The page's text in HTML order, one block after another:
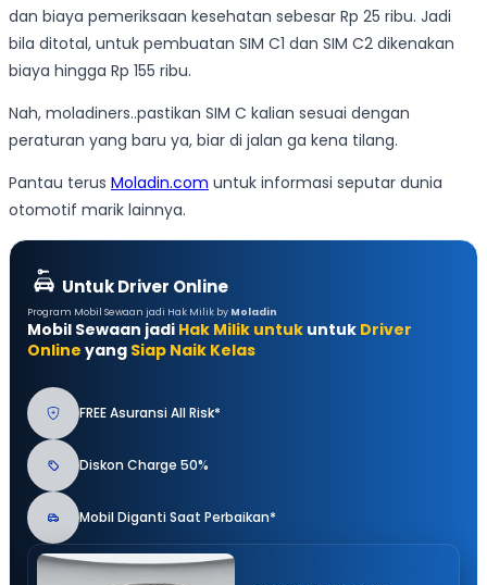
dan biaya pemeriksaan kesehatan sebesar Rp 25 ribu. Jadi
bila ditotal, untuk pembuatan SIM C1 dan SIM C2 dikenakan
biaya hingga Rp 155 ribu.
Nah, moladiners..pastikan SIM C kalian sesuai dengan
peraturan yang baru ya, biar di jalan ga kena tilang.
Pantau terus Moladin.com untuk informasi seputar dunia
otomotif marik lainnya.
Untuk Driver Online
Program Mobil Sewaan jadi Hak Milik by Moladin
Mobil Sewaan jadi Hak Milik untuk untuk Driver
Online yang Siap Naik Kelas
FREE Asuransi All Risk*
Diskon Charge 50%
Mobil Diganti Saat Perbaikan*